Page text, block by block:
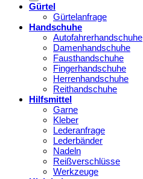
Gürtel
Gürtelanfrage
Handschuhe
Autofahrerhandschuhe
Damenhandschuhe
Fausthandschuhe
Fingerhandschuhe
Herrenhandschuhe
Reithandschuhe
Hilfsmittel
Garne
Kleber
Lederanfrage
Lederbänder
Nadeln
Reißverschlüsse
Werkzeuge